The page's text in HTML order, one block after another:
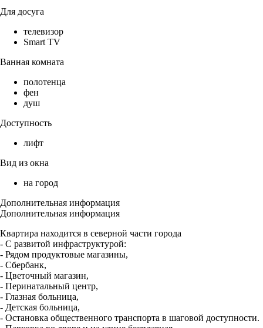
Для досуга
телевизор
Smart TV
Ванная комната
полотенца
фен
душ
Доступность
лифт
Вид из окна
на город
Дополнительная информация
Дополнительная информация
Квартира находится в северной части города
- С развитой инфраструктурой:
- Рядом продуктовые магазины,
- Сбербанк,
- Цветочный магазин,
- Перинатальный центр,
- Глазная больница,
- Детская больница,
- Остановка общественного транспорта в шаговой доступности.